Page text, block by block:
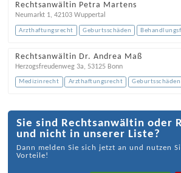
Rechtsanwältin Petra Martens
Neumarkt 1, 42103 Wuppertal
Arzthaftungsrecht Geburtsschäden
Rechtsanwältin Dr. Andrea Maß
Herzogsfreudenweg 3a, 53125 Bonn
Medizinrecht Arzthaftungsrecht Geburtsschäden
Sie sind Rechtsanwältin oder
und nicht in unserer Liste?
Dann melden Sie sich jetzt an und nutzen
Vorteile!